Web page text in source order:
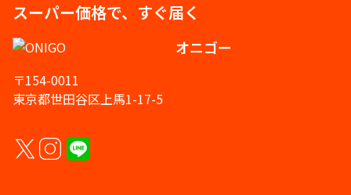
スーパー価格で、すぐ届く
オニゴー
〒154-0011
東京都世田谷区上馬1-17-5